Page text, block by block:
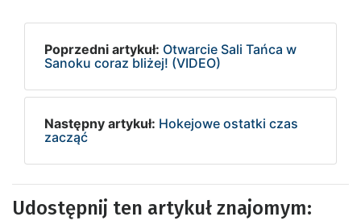
Poprzedni artykuł: Otwarcie Sali Tańca w
Sanoku coraz bliżej! (VIDEO)
Następny artykuł: Hokejowe ostatki czas
zacząć
Udostępnij ten artykuł znajomym: